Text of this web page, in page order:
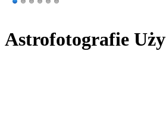
Astrofotografie